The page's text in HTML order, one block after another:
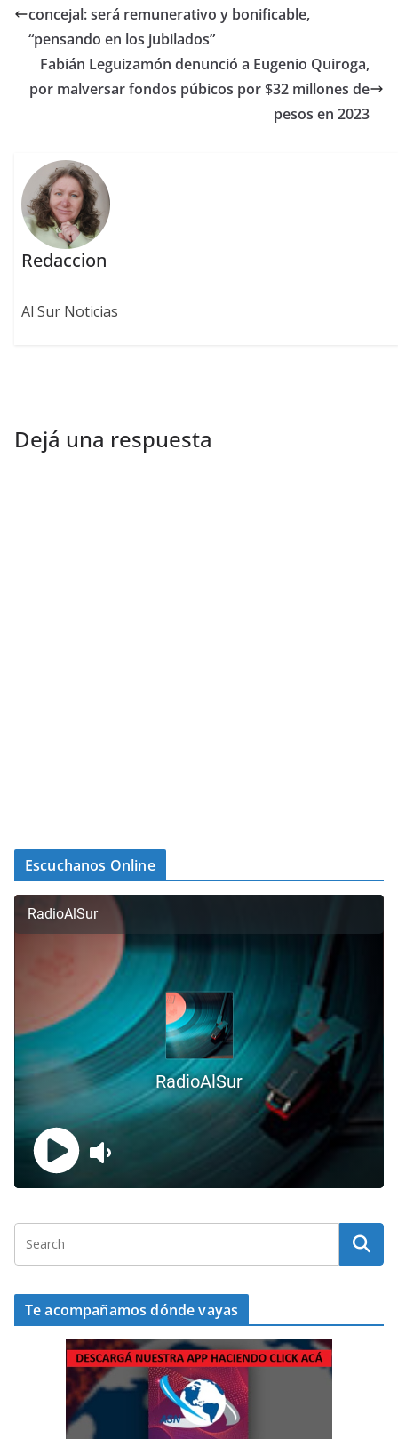
concejal: será remunerativo y bonificable,
“pensando en los jubilados”
Fabián Leguizamón denunció a Eugenio Quiroga,
por malversar fondos púbicos por $32 millones de
pesos en 2023
Redaccion
Al Sur Noticias
Dejá una respuesta
Escuchanos Online
Te acompañamos dónde vayas